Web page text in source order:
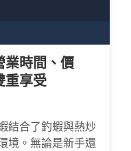
業時間、價
重享受
結合了釣蝦與熱炒
境。無論是新手還